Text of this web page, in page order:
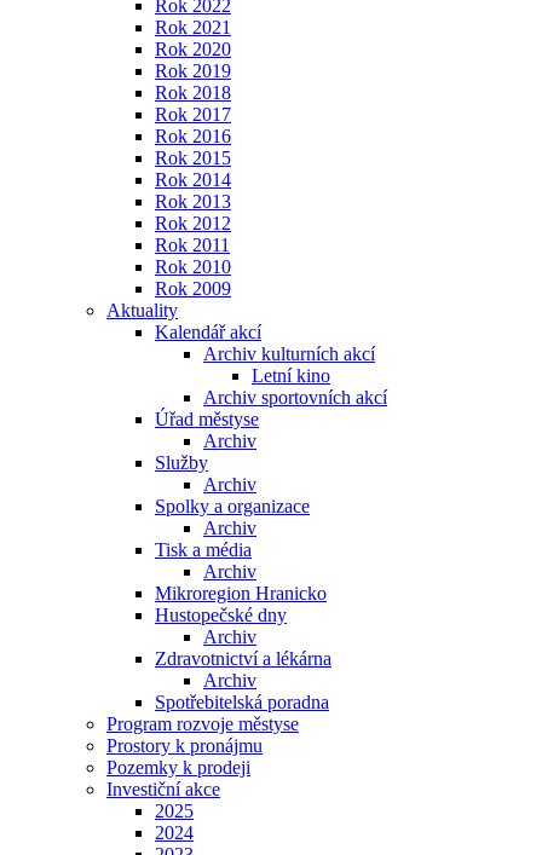
Rok 2022
Rok 2021
Rok 2020
Rok 2019
Rok 2018
Rok 2017
Rok 2016
Rok 2015
Rok 2014
Rok 2013
Rok 2012
Rok 2011
Rok 2010
Rok 2009
Aktuality
Kalendář akcí
Archiv kulturních akcí
Letní kino
Archiv sportovních akcí
Úřad městyse
Archiv
Služby
Archiv
Spolky a organizace
Archiv
Tisk a média
Archiv
Mikroregion Hranicko
Hustopečské dny
Archiv
Zdravotnictví a lékárna
Archiv
Spotřebitelská poradna
Program rozvoje městyse
Prostory k pronájmu
Pozemky k prodeji
Investiční akce
2025
2024